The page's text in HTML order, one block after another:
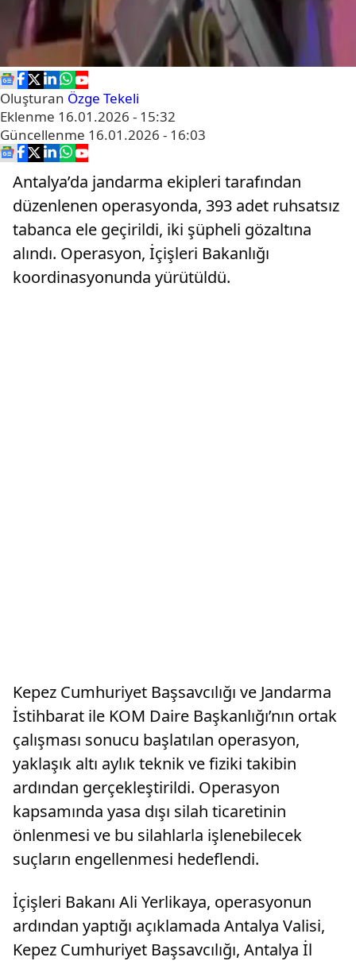
Oluşturan Özge Tekeli
Eklenme 16.01.2026 - 15:32
Güncellenme 16.01.2026 - 16:03
Antalya’da jandarma ekipleri tarafından
düzenlenen operasyonda, 393 adet ruhsatsız
tabanca ele geçirildi, iki şüpheli gözaltına
alındı. Operasyon, İçişleri Bakanlığı
koordinasyonunda yürütüldü.
Kepez Cumhuriyet Başsavcılığı ve Jandarma
İstihbarat ile KOM Daire Başkanlığı’nın ortak
çalışması sonucu başlatılan operasyon,
yaklaşık altı aylık teknik ve fiziki takibin
ardından gerçekleştirildi. Operasyon
kapsamında yasa dışı silah ticaretinin
önlenmesi ve bu silahlarla işlenebilecek
suçların engellenmesi hedeflendi.
İçişleri Bakanı Ali Yerlikaya, operasyonun
ardından yaptığı açıklamada Antalya Valisi,
Kepez Cumhuriyet Başsavcılığı, Antalya İl